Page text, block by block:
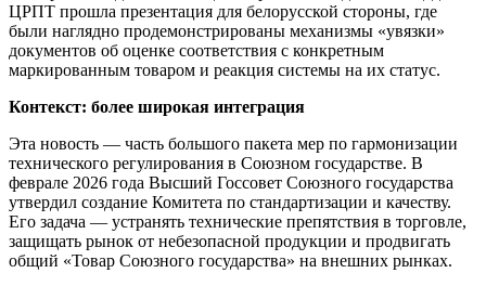
ЦРПТ прошла презентация для белорусской стороны, где
были наглядно продемонстрированы механизмы «увязки»
документов об оценке соответствия с конкретным
маркированным товаром и реакция системы на их статус.
Контекст: более широкая интеграция
Эта новость — часть большого пакета мер по гармонизации
технического регулирования в Союзном государстве. В
феврале 2026 года Высший Госсовет Союзного государства
утвердил создание Комитета по стандартизации и качеству.
Его задача — устранять технические препятствия в торговле,
защищать рынок от небезопасной продукции и продвигать
общий «Товар Союзного государства» на внешних рынках.